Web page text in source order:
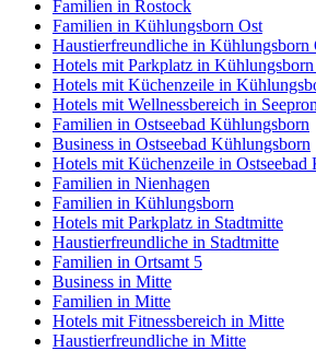
Familien in Rostock
Familien in Kühlungsborn Ost
Haustierfreundliche in Kühlungsborn
Hotels mit Parkplatz in
Hotels mit Küchenzeile in
Hotels mit Wellnessbereich in
Familien in Ostseebad Kühlungsborn
Business in Ostseebad Kühlungsborn
Hotels mit Küchenzeile in Ostseebad
Familien in Nienhagen
Familien in Kühlungsborn
Hotels mit Parkplatz in Stadtmitte
Haustierfreundliche in Stadtmitte
Familien in Ortsamt 5
Business in Mitte
Familien in Mitte
Hotels mit Fitnessbereich in Mitte
Haustierfreundliche in Mitte